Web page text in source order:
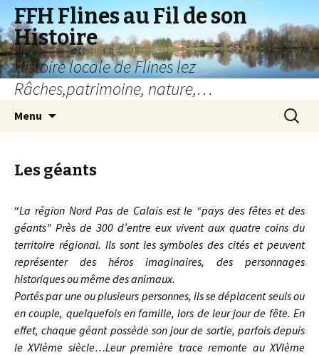
FFH Flines au Fil de son
Histoire
Histoire locale de Flines lez
Râches,patrimoine, nature,…
Menu
Les géants
“La région Nord Pas de Calais est le “pays des fêtes et des
géants” Près de 300 d’entre eux vivent aux quatre coins du
territoire régional. Ils sont les symboles des cités et peuvent
représenter des héros imaginaires, des personnages
historiques ou même des animaux.
Portés par une ou plusieurs personnes, ils se déplacent seuls ou
en couple, quelquefois en famille, lors de leur jour de fête. En
effet, chaque géant possède son jour de sortie, parfois depuis
le XVIème siècle…Leur première trace remonte au XVIème